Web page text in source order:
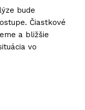
bude
Čiastkové
a bližšie
vo